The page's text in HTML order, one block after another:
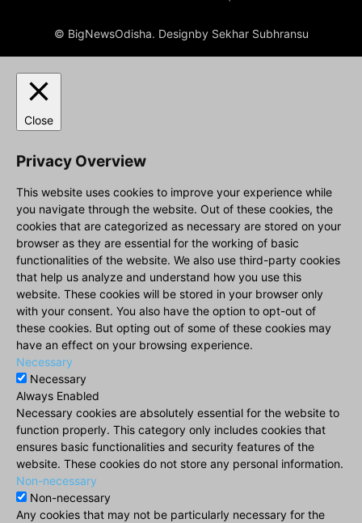
© BigNewsOdisha. Designby Sekhar Subhransu
Close
Privacy Overview
This website uses cookies to improve your experience while
you navigate through the website. Out of these cookies, the
cookies that are categorized as necessary are stored on your
browser as they are essential for the working of basic
functionalities of the website. We also use third-party cookies
that help us analyze and understand how you use this
website. These cookies will be stored in your browser only
with your consent. You also have the option to opt-out of
these cookies. But opting out of some of these cookies may
have an effect on your browsing experience.
Necessary
Necessary
Always Enabled
Necessary cookies are absolutely essential for the website to
function properly. This category only includes cookies that
ensures basic functionalities and security features of the
website. These cookies do not store any personal information.
Non-necessary
Non-necessary
Any cookies that may not be particularly necessary for the